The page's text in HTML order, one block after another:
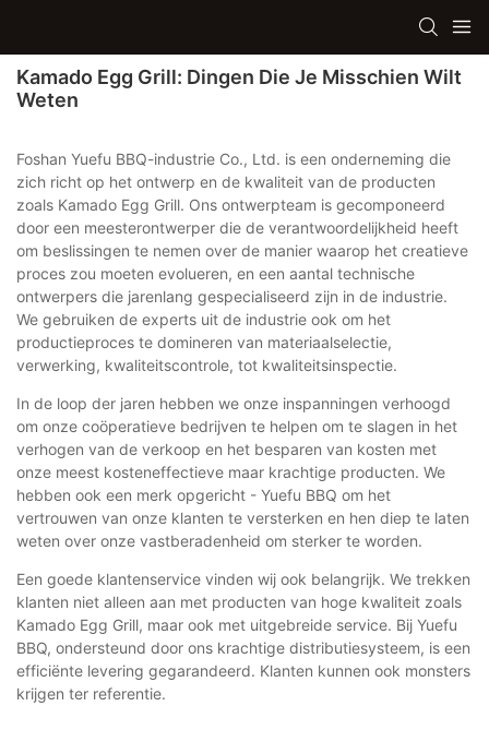
Kamado Egg Grill: Dingen Die Je Misschien Wilt
Weten
Foshan Yuefu BBQ-industrie Co., Ltd. is een onderneming die
zich richt op het ontwerp en de kwaliteit van de producten
zoals Kamado Egg Grill. Ons ontwerpteam is gecomponeerd
door een meesterontwerper die de verantwoordelijkheid heeft
om beslissingen te nemen over de manier waarop het creatieve
proces zou moeten evolueren, en een aantal technische
ontwerpers die jarenlang gespecialiseerd zijn in de industrie.
We gebruiken de experts uit de industrie ook om het
productieproces te domineren van materiaalselectie,
verwerking, kwaliteitscontrole, tot kwaliteitsinspectie.
In de loop der jaren hebben we onze inspanningen verhoogd
om onze coöperatieve bedrijven te helpen om te slagen in het
verhogen van de verkoop en het besparen van kosten met
onze meest kosteneffectieve maar krachtige producten. We
hebben ook een merk opgericht - Yuefu BBQ om het
vertrouwen van onze klanten te versterken en hen diep te laten
weten over onze vastberadenheid om sterker te worden.
Een goede klantenservice vinden wij ook belangrijk. We trekken
klanten niet alleen aan met producten van hoge kwaliteit zoals
Kamado Egg Grill, maar ook met uitgebreide service. Bij Yuefu
BBQ, ondersteund door ons krachtige distributiesysteem, is een
efficiënte levering gegarandeerd. Klanten kunnen ook monsters
krijgen ter referentie.